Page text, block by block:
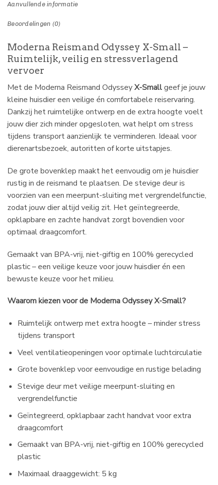
Aanvullende informatie
Beoordelingen (0)
Moderna Reismand Odyssey X-Small –
Ruimtelijk, veilig en stressverlagend
vervoer
Met de Moderna Reismand OdysseyX-Smallgeef je jouw
kleine huisdier een veilige én comfortabele reiservaring.
Dankzij het ruimtelijke ontwerp en de extra hoogte voelt
jouw dier zich minder opgesloten, wat helpt om stress
tijdens transport aanzienlijk te verminderen. Ideaal voor
dierenartsbezoek, autoritten of korte uitstapjes.
De grote bovenklep maakt het eenvoudig om je huisdier
rustig in de reismand te plaatsen. De stevige deur is
voorzien van een meerpunt-sluiting met vergrendelfunctie,
zodat jouw dier altijd veilig zit. Het geïntegreerde,
opklapbare en zachte handvat zorgt bovendien voor
optimaal draagcomfort.
Gemaakt van BPA-vrij, niet-giftig en 100% gerecycled
plastic – een veilige keuze voor jouw huisdier én een
bewuste keuze voor het milieu.
Waarom kiezen voor de Moderna Odyssey X-Small?
Ruimtelijk ontwerp met extra hoogte – minder stress
tijdens transport
Veel ventilatieopeningen voor optimale luchtcirculatie
Grote bovenklep voor eenvoudige en rustige belading
Stevige deur met veilige meerpunt-sluiting en
vergrendelfunctie
Geïntegreerd, opklapbaar zacht handvat voor extra
draagcomfort
Gemaakt van BPA-vrij, niet-giftig en 100% gerecycled
plastic
Maximaal draaggewicht: 5 kg